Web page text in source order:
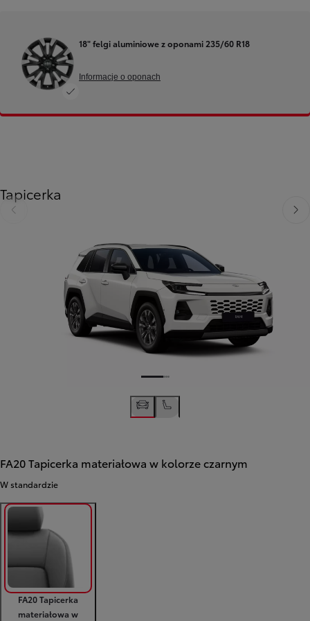
18" felgi aluminiowe z oponami 235/60 R18
Informacje o oponach
Tapicerka
Poprzedni
FA20 Tapicerka materiałowa w kolorze czarnym
W standardzie
FA20 Tapicerka
materiałowa w